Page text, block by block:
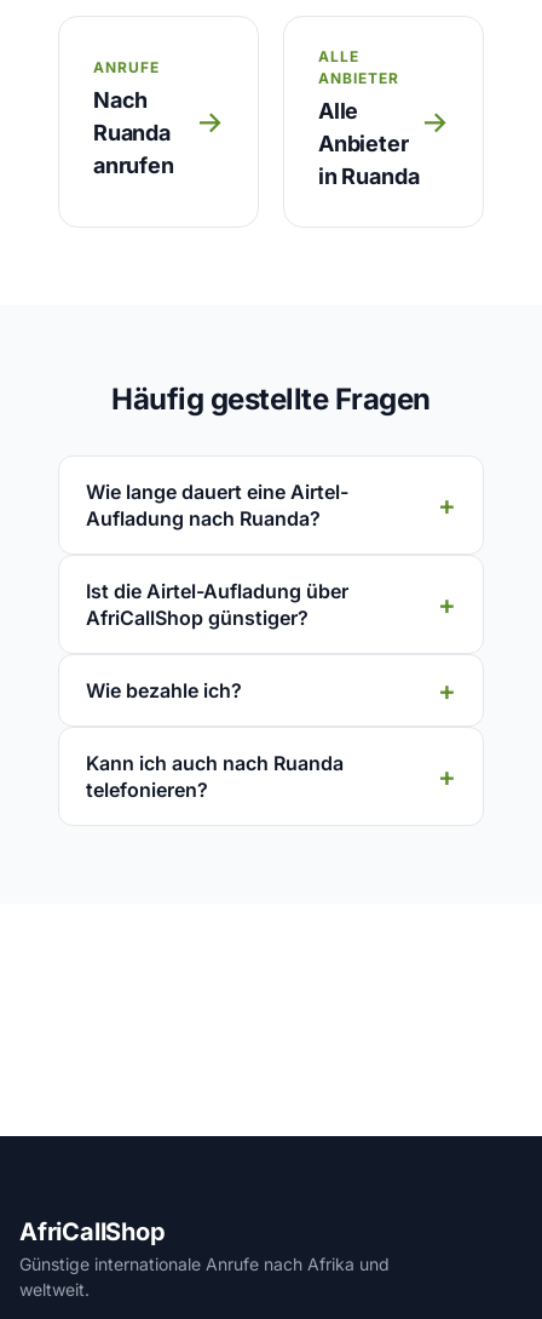
ANRUFE
Nach
Ruanda
anrufen
→
ALLE
ANBIETER
Alle
Anbieter
in Ruanda
→
Häufig gestellte Fragen
Wie lange dauert eine Airtel-
Aufladung nach Ruanda?
Ist die Airtel-Aufladung über
AfriCallShop günstiger?
Wie bezahle ich?
Kann ich auch nach Ruanda
telefonieren?
AfriCallShop
Günstige internationale Anrufe nach Afrika und
weltweit.